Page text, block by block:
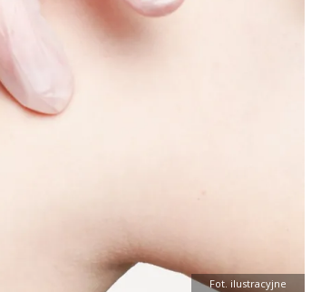
Fot. ilustracyjne